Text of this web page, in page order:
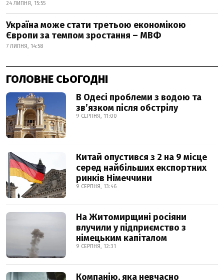
24 ЛИПНЯ, 15:55
Україна може стати третьою економікою
Європи за темпом зростання – МВФ
7 ЛИПНЯ, 14:58
ГОЛОВНЕ СЬОГОДНІ
В Одесі проблеми з водою та
звʼязком після обстрілу
9 СЕРПНЯ, 11:00
Китай опустився з 2 на 9 місце
серед найбільших експортних
ринків Німеччини
9 СЕРПНЯ, 13:46
На Житомирщині росіяни
влучили у підприємство з
німецьким капіталом
9 СЕРПНЯ, 12:31
Компанію, яка невчасно